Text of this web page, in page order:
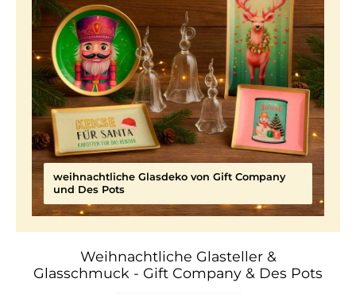
weihnachtliche Glasdeko von Gift Company
und Des Pots
Weihnachtliche Glasteller &
Glasschmuck - Gift Company & Des Pots